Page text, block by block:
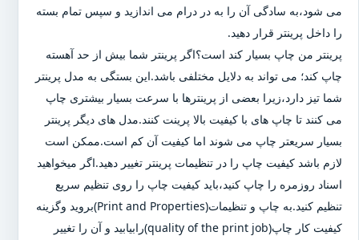
می شود،به سادگی آن را به در درام می اندازید و سپس تمام بسته
را داخل پرینتر قرار دهید.
پرینتر من چاپ بسیار کند است؟اگر پرینتر شما بیش از حد آهسته
چاپ کند؛ می تواند به دلایل مختلفی باشد.این بستگی به مدل پرینتر
شما تیز دارد،زیرا بعضی از پرینترها با سرعت بسیار بیشتری چاپ
می کنند تا چاپ های با کیفیت بالا پرینت کنند.مدل های دیگر پرینتر
بسیار سریعتر چاپ می شوند اما کیفیت آن کم است.ممکن است
لازم باشد کیفیت چاپ را در تنظیمات پرینتر تغییر دهید.اگر میخواهید
اسناد روزمره را چاپ کنید،باید کیفیت چاپ را روی تنظیم سریع
تنظیم کنید.به چاپ و تنظیمات(Print and Properties)بروید وگزینه
کیفیت کار چاپ(quality of the print job)رابیابید و آن را تغییر